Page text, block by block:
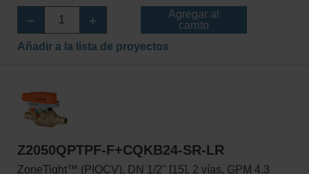
Agregar al
carrito
Añadir a la lista de proyectos
Z2050QPTPF-F+CQKB24-SR-LR
ZoneTight™ (PIQCV), DN 1/2" [15], 2 vías, GPM 4.3